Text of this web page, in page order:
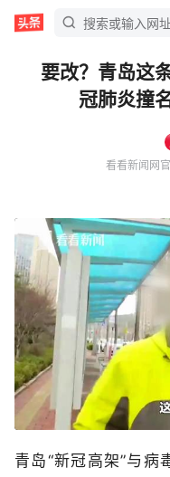
要改？青岛这
冠肺炎撞
看看新闻网
青岛“新冠高架”与病